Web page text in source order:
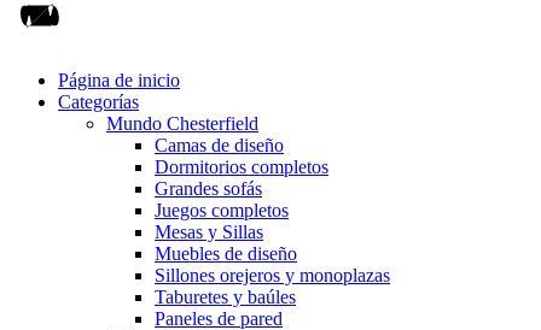
Página de inicio
Categorías
Mundo Chesterfield
Camas de diseño
Dormitorios completos
Grandes sofás
Juegos completos
Mesas y Sillas
Muebles de diseño
Sillones orejeros y monoplazas
Taburetes y baúles
Paneles de pared